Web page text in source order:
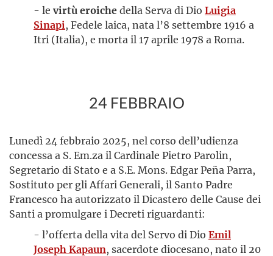
- le virtù eroichedella Serva di Dio Luigia
Sinapi, Fedele laica, nata l’8 settembre 1916 a
Itri (Italia), e morta il 17 aprile 1978 a Roma.
24 FEBBRAIO
Lunedì 24 febbraio 2025, nel corso dell’udienza
concessa a S. Em.za il Cardinale Pietro Parolin,
Segretario di Stato e a S.E. Mons. Edgar Peña Parra,
Sostituto per gli Affari Generali, il Santo Padre
Francesco ha autorizzato il Dicastero delle Cause dei
Santi a promulgare i Decreti riguardanti:
- l’offerta della vita del Servo di Dio Emil
Joseph Kapaun, sacerdote diocesano, nato il 20